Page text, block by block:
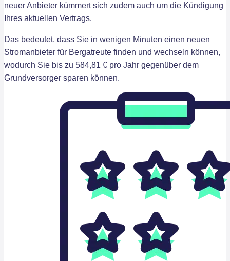
neuer Anbieter kümmert sich zudem auch um die Kündigung
Ihres aktuellen Vertrags.
Das bedeutet, dass Sie in wenigen Minuten einen neuen
Stromanbieter für Bergatreute finden und wechseln können,
wodurch Sie bis zu 584,81 € pro Jahr gegenüber dem
Grundversorger sparen können.